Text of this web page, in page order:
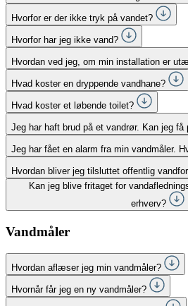
Hvorfor er der ikke tryk på vandet?
Hvorfor har jeg ikke vand?
Hvordan ved jeg, om min installation er
Hvad koster en dryppende vandhane?
Hvad koster et løbende toilet?
Jeg har haft brud på et vandrør. Kan jeg få
Jeg har fået en alarm fra min vandmåler.
Hvordan bliver jeg tilsluttet offentlig
Kan jeg blive fritaget for
erhverv?
Vandmåler
Hvordan aflæser jeg min vandmåler?
Hvornår får jeg en ny vandmåler?